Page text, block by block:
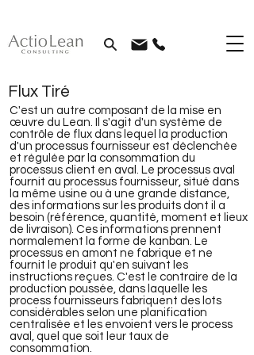
Flux Tiré
C'est un autre composant de la mise en
œuvre du Lean. Il s'agit d'un système de
contrôle de flux dans lequel la production
d'un processus fournisseur est déclenchée
et régulée par la consommation du
processus client en aval. Le processus aval
fournit au processus fournisseur, situé dans
la même usine ou à une grande distance,
des informations sur les produits dont il a
besoin (référence, quantité, moment et lieux
de livraison). Ces informations prennent
normalement la forme de kanban. Le
processus en amont ne fabrique et ne
fournit le produit qu'en suivant les
instructions reçues. C'est le contraire de la
production poussée, dans laquelle les
process fournisseurs fabriquent des lots
considérables selon une planification
centralisée et les envoient vers le process
aval, quel que soit leur taux de
consommation.